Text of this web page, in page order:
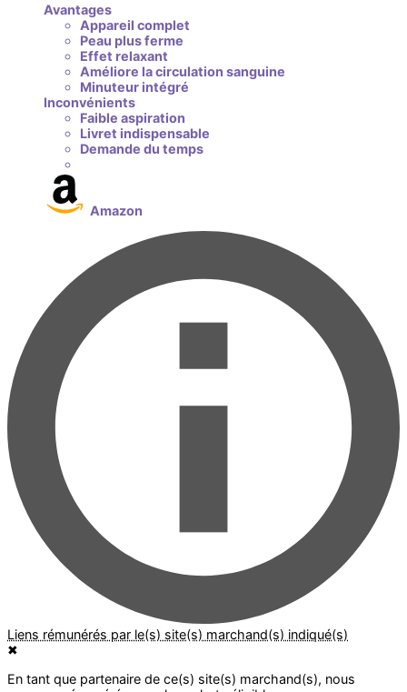
Avantages
Appareil complet
Peau plus ferme
Effet relaxant
Améliore la circulation sanguine
Minuteur intégré
Inconvénients
Faible aspiration
Livret indispensable
Demande du temps
Amazon
✖